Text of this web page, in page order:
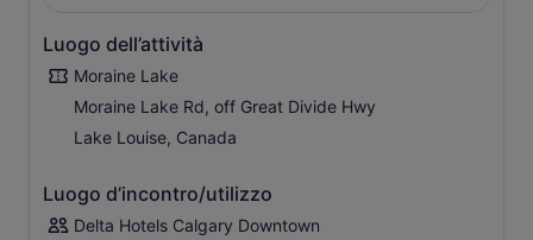
Luogo dell’attività
Moraine Lake
Moraine Lake Rd, off Great Divide Hwy
Lake Louise, Canada
Luogo d’incontro/utilizzo
Delta Hotels Calgary Downtown